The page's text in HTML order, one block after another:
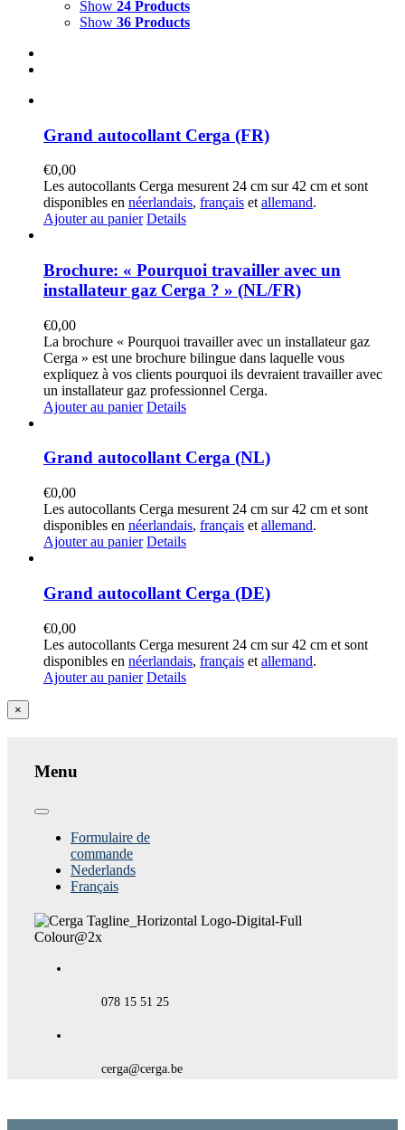
Show 24 Products
Show 36 Products
Grand autocollant Cerga (FR)
€0,00
Les autocollants Cerga mesurent 24 cm sur 42 cm et sont
disponibles en néerlandais, français et allemand.
Ajouter au panier Details
Brochure: « Pourquoi travailler avec un
installateur gaz Cerga ? » (NL/FR)
€0,00
La brochure « Pourquoi travailler avec un installateur gaz
Cerga » est une brochure bilingue dans laquelle vous
expliquez à vos clients pourquoi ils devraient travailler avec
un installateur gaz professionnel Cerga.
Ajouter au panier Details
Grand autocollant Cerga (NL)
€0,00
Les autocollants Cerga mesurent 24 cm sur 42 cm et sont
disponibles en néerlandais, français et allemand.
Ajouter au panier Details
Grand autocollant Cerga (DE)
€0,00
Les autocollants Cerga mesurent 24 cm sur 42 cm et sont
disponibles en néerlandais, français et allemand.
Ajouter au panier Details
Close
product
×
Menu
Toggle
NavigationFormulaire de
commande
Nederlands
Français
078 15 51 25
cerga@cerga.be